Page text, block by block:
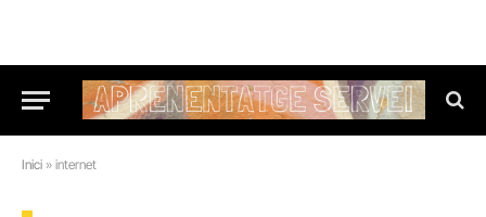
Inici » internet